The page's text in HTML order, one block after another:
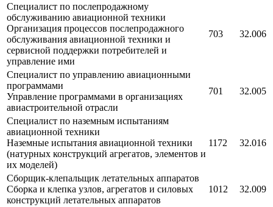
Специалист по послепродажному
обслуживанию авиационной техники
Организация процессов послепродажного
обслуживания авиационной техники и
сервисной поддержки потребителей и
управление ими
703 32.006
Специалист по управлению авиационными
программами
Управление программами в организациях
авиастроительной отрасли
701 32.005
Специалист по наземным испытаниям
авиационной техники
Наземные испытания авиационной техники
(натурных конструкций агрегатов, элементов и
их моделей)
1172 32.016
Сборщик-клепальщик летательных аппаратов
Сборка и клепка узлов, агрегатов и силовых
конструкций летательных аппаратов
1012 32.009